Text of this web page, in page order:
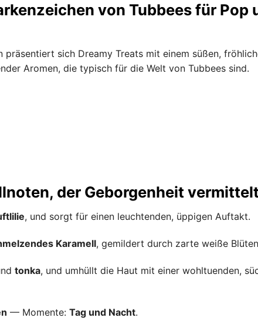
von Tubbees für Pop
sich Dreamy Treats mit einem süßen,
Aromen, die typisch für die Welt von Tubbees sind.
der Geborgenheit
, und sorgt für einen leuchtenden, üppigen Auftakt.
Karamell, gemildert durch zarte weiße
tonka, und umhüllt die Haut mit einer wohltuenden,
— Momente: Tag und Nacht.